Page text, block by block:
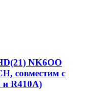
NK6OO
совместим с
и R410A)